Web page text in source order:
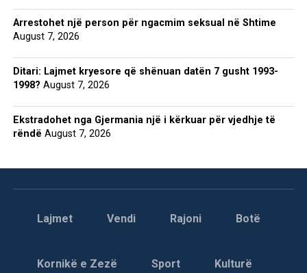
Arrestohet një person për ngacmim seksual në Shtime
August 7, 2026
Ditari: Lajmet kryesore që shënuan datën 7 gusht 1993-
1998? August 7, 2026
Ekstradohet nga Gjermania një i kërkuar për vjedhje të
rëndë August 7, 2026
Lajmet Vendi Rajoni Botë
Kornikë e Zezë Sport Kulturë